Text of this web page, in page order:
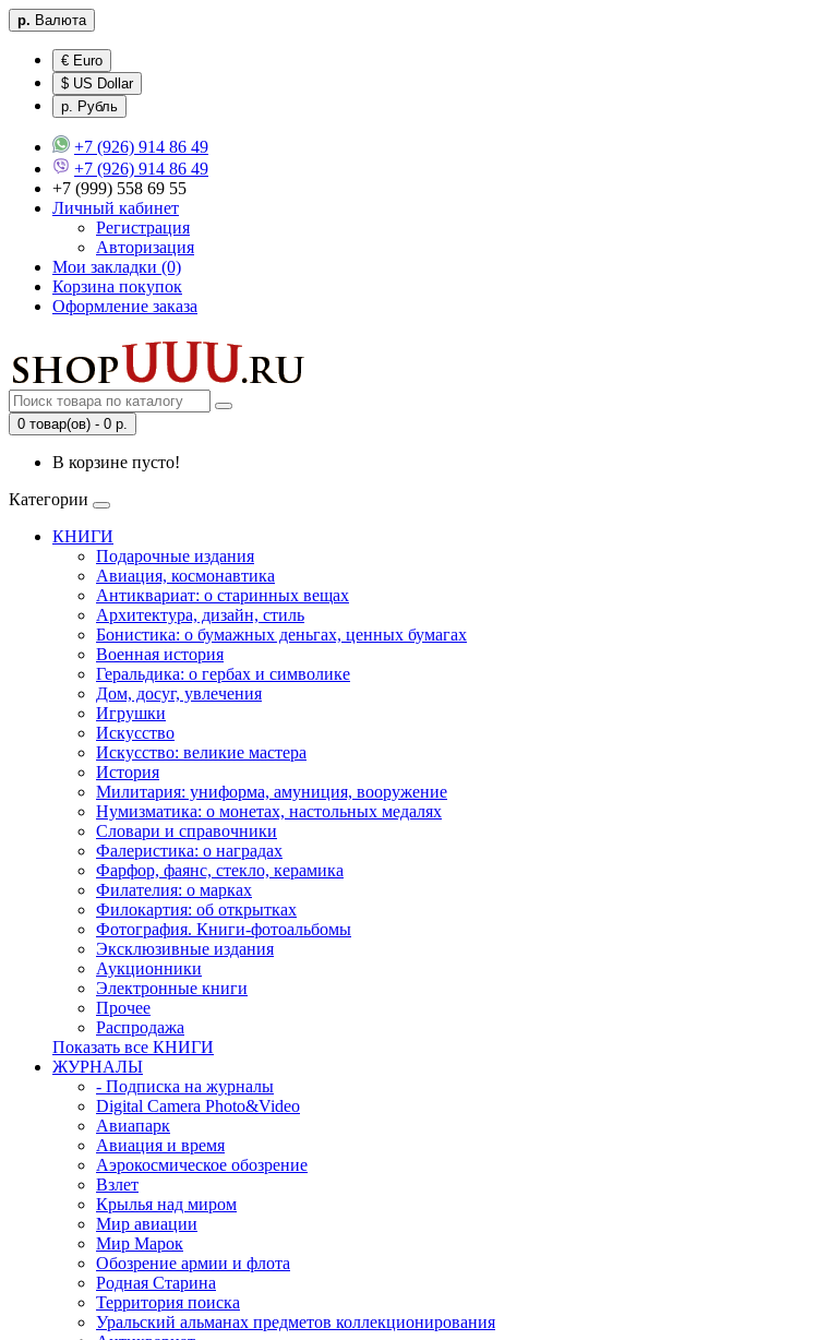
р. Валюта
€ Euro
$ US Dollar
р. Рубль
+7 (926) 914 86 49
+7 (926) 914 86 49
+7 (999) 558 69 55
Личный кабинет
Регистрация
Авторизация
Мои закладки (0)
Корзина покупок
Оформление заказа
0 товар(ов) - 0 р.
В корзине пусто!
Категории
КНИГИ
Подарочные издания
Авиация, космонавтика
Антиквариат: о старинных вещах
Архитектура, дизайн, стиль
Бонистика: о бумажных деньгах, ценных бумагах
Военная история
Геральдика: о гербах и символике
Дом, досуг, увлечения
Игрушки
Искусство
Искусство: великие мастера
История
Милитария: униформа, амуниция, вооружение
Нумизматика: о монетах, настольных медалях
Словари и справочники
Фалеристика: о наградах
Фарфор, фаянс, стекло, керамика
Филателия: о марках
Филокартия: об открытках
Фотография. Книги-фотоальбомы
Эксклюзивные издания
Аукционники
Электронные книги
Прочее
Распродажа
Показать все КНИГИ
ЖУРНАЛЫ
- Подписка на журналы
Digital Camera Photo&Video
Авиапарк
Авиация и время
Аэрокосмическое обозрение
Взлет
Крылья над миром
Мир авиации
Мир Марок
Обозрение армии и флота
Родная Старина
Территория поиска
Уральский альманах предметов коллекционирования